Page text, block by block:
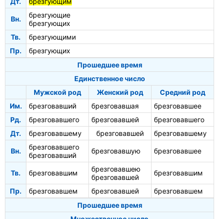
Вн.
брезгующие
брезгующих
Тв.
брезгующими
Пр.
брезгующих
Прошедшее время
Единственное число
Мужской род
Женский род
Средний род
Им.
брезговавший брезговавшая
брезговавшее
Рд.
брезговавшего брезговавшей
брезговавшего
Дт.
брезговавшему брезговавшей брезговавшему
Вн.
брезговавшего
брезговавший
брезговавшую брезговавшее
Тв. брезговавшим
брезговавшею
брезговавшей
брезговавшим
Пр. брезговавшем брезговавшей
брезговавшем
Прошедшее время